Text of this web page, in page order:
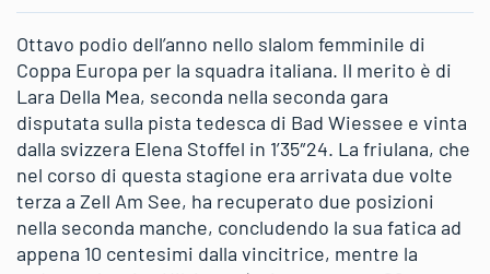
Ottavo podio dell’anno nello slalom femminile di
Coppa Europa per la squadra italiana. Il merito è di
Lara Della Mea, seconda nella seconda gara
disputata sulla pista tedesca di Bad Wiessee e vinta
dalla svizzera Elena Stoffel in 1’35″24. La friulana, che
nel corso di questa stagione era arrivata due volte
terza a Zell Am See, ha recuperato due posizioni
nella seconda manche, concludendo la sua fatica ad
appena 10 centesimi dalla vincitrice, mentre la